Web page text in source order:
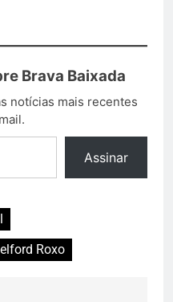
Brava Baixada
notícias mais recentes
Assinar
Roxo